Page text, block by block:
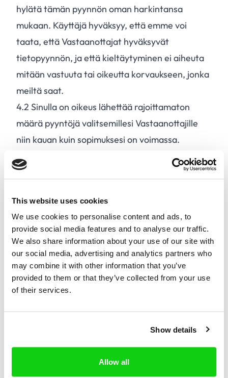
This website uses cookies
We use cookies to personalise content and ads, to
provide social media features and to analyse our traffic.
We also share information about your use of our site with
our social media, advertising and analytics partners who
may combine it with other information that you’ve
provided to them or that they’ve collected from your use
of their services.
Show details
Allow all
hylätä tämän pyynnön oman harkintansa
mukaan. Käyttäjä hyväksyy, että emme voi
taata, että Vastaanottajat hyväksyvät
tietopyynnön, ja että kieltäytyminen ei aiheuta
mitään vastuuta tai oikeutta korvaukseen, jonka
meiltä saat.
4.2 Sinulla on oikeus lähettää rajoittamaton
määrä pyyntöjä valitsemillesi Vastaanottajille
niin kauan kuin sopimuksesi on voimassa.
4.
Käyttää Sivustoa laittomasti tai näiden ehtojen
Myydä, kopioida, vuokrata, liisata, lainata,
levittää, siirtää tai alilisensoida Sivuston sisältöä
tai Palvelumme sisältöä tai osaa siitä tai käyttää
Palveluamme liiketoimintatarkoituksiin
Yritä hankkia luvaton pääsy Sivustomme tai
alihankkijoidemme järjestelmiin tai harjoittaa
tarkoitukseen levittämällä tarkoituksellisesti